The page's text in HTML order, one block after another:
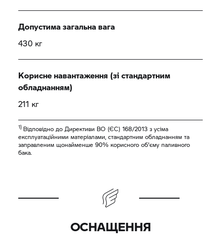
Допустима загальна вага
430 кг
Корисне навантаження (зі стандартним
обладнанням)
211 кг
1) Відповідно до Директиви ВО (ЄС) 168/2013 з усіма
експлуатаційними матеріалами, стандартним обладнанням та
заправленим щонайменше 90% корисного об'єму паливного
бака.
ОСНАЩЕННЯ